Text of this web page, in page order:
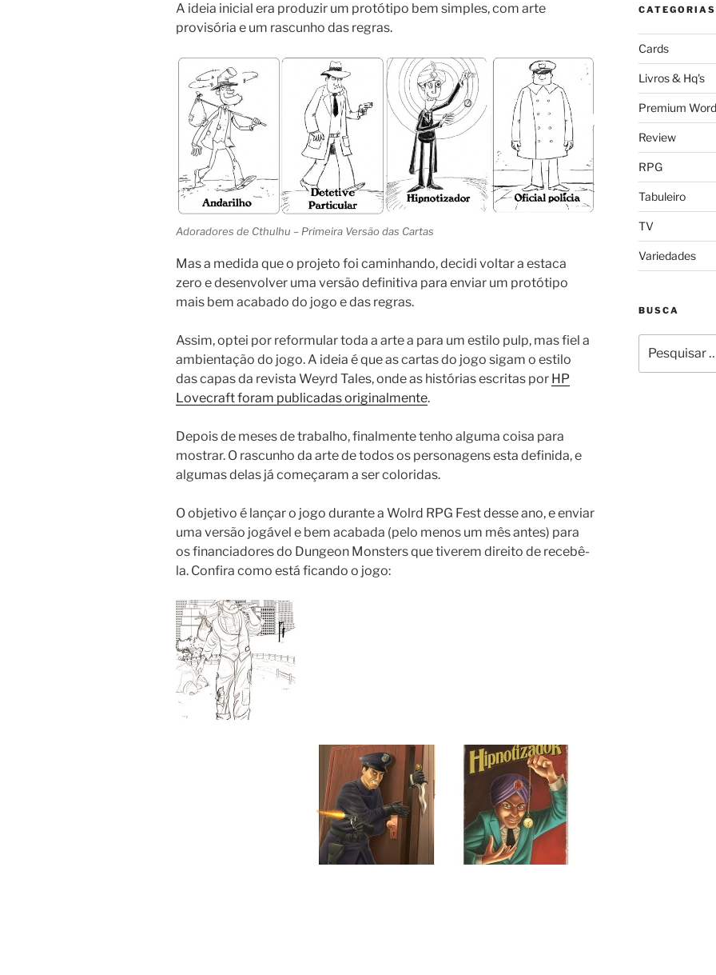
A ideia inicial era produzir um protótipo bem simples, com arte
provisória e um rascunho das regras.
Adoradores de Cthulhu – Primeira Versão das Cartas
Mas a medida que o projeto foi caminhando, decidi voltar a estaca
zero e desenvolver uma versão definitiva para enviar um protótipo
mais bem acabado do jogo e das regras.
Assim, optei por reformular toda a arte a para um estilo pulp, mas fiel a
ambientação do jogo. A ideia é que as cartas do jogo sigam o estilo
das capas da revista Weyrd Tales, onde as histórias escritas por HP
Lovecraft foram publicadas originalmente.
Depois de meses de trabalho, finalmente tenho alguma coisa para
mostrar. O rascunho da arte de todos os personagens esta definida, e
algumas delas já começaram a ser coloridas.
O objetivo é lançar o jogo durante a Wolrd RPG Fest desse ano, e enviar
uma versão jogável e bem acabada (pelo menos um mês antes) para
os financiadores do Dungeon Monsters que tiverem direito de recebê-
la. Confira como está ficando o jogo:
CATEGORIAS
Cards
Livros & Hq's
Premium
Review
RPG
Tabuleiro
TV
Variedades
BUSCA
por: